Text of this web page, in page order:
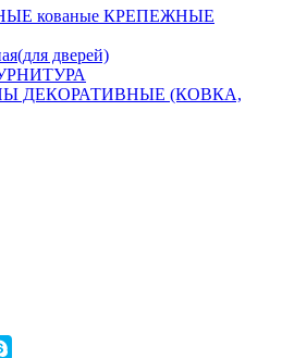
кованые КРЕПЕЖНЫЕ
дверей)
ДЕКОРАТИВНЫЕ (КОВКА,